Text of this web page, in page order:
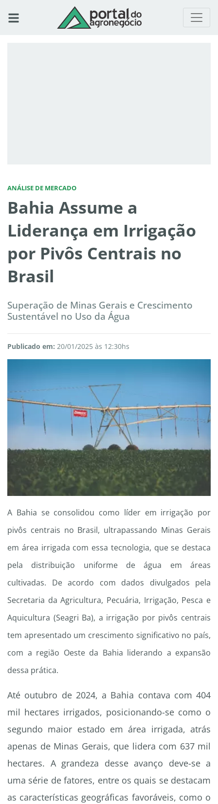
ANÁLISE DE MERCADO
Bahia Assume a
Liderança em Irrigação
por Pivôs Centrais no
Brasil
Superação de Minas Gerais e Crescimento
Sustentável no Uso da Água
Publicado em: 20/01/2025 às 12:30hs
A Bahia se consolidou como líder em irrigação por
pivôs centrais no Brasil, ultrapassando Minas Gerais
em área irrigada com essa tecnologia, que se destaca
pela distribuição uniforme de água em áreas
cultivadas. De acordo com dados divulgados pela
Secretaria da Agricultura, Pecuária, Irrigação, Pesca e
Aquicultura (Seagri Ba), a irrigação por pivôs centrais
tem apresentado um crescimento significativo no país,
com a região Oeste da Bahia liderando a expansão
dessa prática.
Até outubro de 2024, a Bahia contava com 404
mil hectares irrigados, posicionando-se como o
segundo maior estado em área irrigada, atrás
apenas de Minas Gerais, que lidera com 637 mil
hectares. A grandeza desse avanço deve-se a
uma série de fatores, entre os quais se destacam
as características geográficas favoráveis, como o